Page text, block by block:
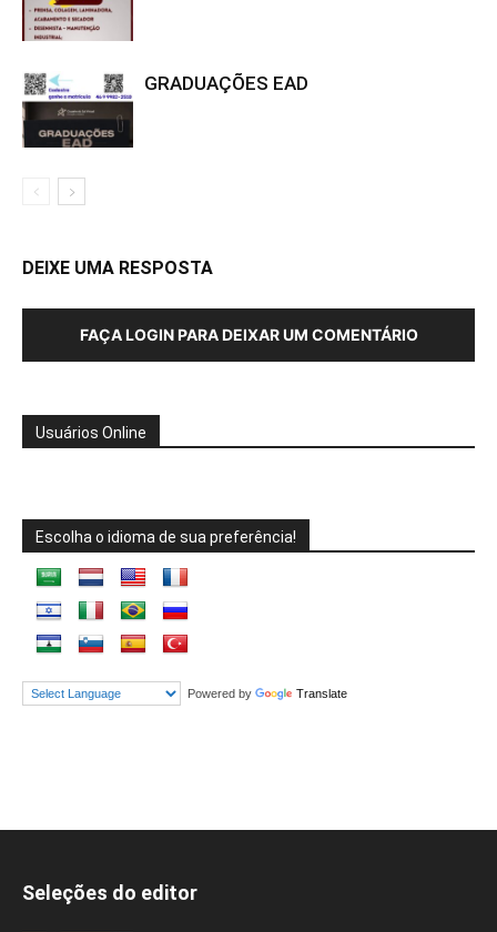
GRADUAÇÕES EAD
DEIXE UMA RESPOSTA
FAÇA LOGIN PARA DEIXAR UM COMENTÁRIO
Usuários Online
Escolha o idioma de sua preferência!
Powered by Translate
Seleções do editor